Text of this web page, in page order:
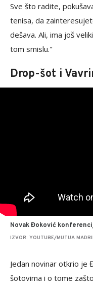
Sve što radite,
tenisa, da
dešava. Ali, ima još
tom smislu."
Drop-šot i
Novak Đoković
IZVOR: YOUTUBE/MUTUA
Jedan novinar otkrio je
šotovima i o tome